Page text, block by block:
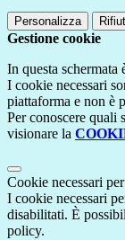
Personalizza
Gestione cookie
In questa schermata
I cookie necessari
piattaforma e non è
Per conoscere quali
visionare la
Cookie necessari
I cookie necessari
disabilitati. È
policy.